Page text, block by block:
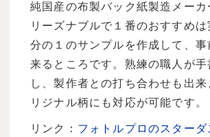
純国産の布製バック紙製造メーカ
リーズナブルで１番のおすすめは
分の１のサンプルを作成して、事
来るところです。熟練の職人が手
し、製作者との打ち合わせも出来
リジナル柄にも対応が可能です。
リンク： フォトルプロのスターダ